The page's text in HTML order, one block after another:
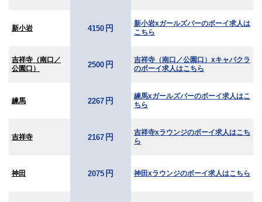
新小岩 4150 円
新小岩xガールズバーのボーイ求人は
こちら
吉祥寺（南口／
公園口）
2500 円
吉祥寺（南口／公園口）xキャバクラ
のボーイ求人はこちら
練馬 2267 円
練馬xガールズバーのボーイ求人はこ
ちら
吉祥寺 2167 円
吉祥寺xラウンジのボーイ求人はこち
ら
神田 2075 円 神田xラウンジのボーイ求人はこちら